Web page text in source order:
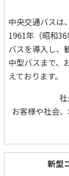
中央交通バスは
1961年（昭和
バスを導入し、
中型バスまで、
えております。
お客様や社会
新型